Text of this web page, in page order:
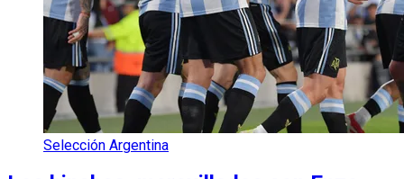
Selección Argentina